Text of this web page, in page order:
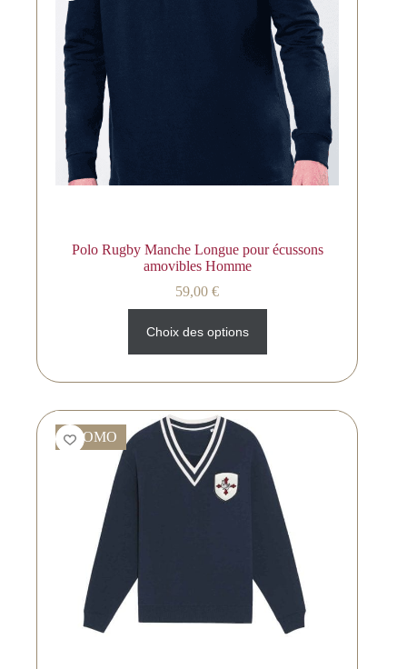
Polo Rugby Manche Longue pour écussons
amovibles Homme
59,00€
Choix des options
PROMO